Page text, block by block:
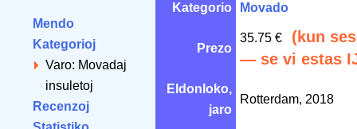
Mendo
Kategorioj
Varo: Movadaj
insuletoj
Recenzoj
Kategorio Movado
Prezo
35.75 €
(kun
— se vi estas
Eldonloko,
jaro
Rotterdam, 2018